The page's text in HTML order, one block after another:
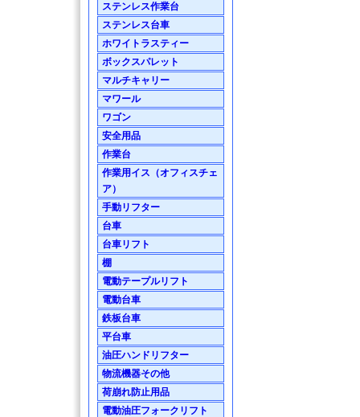
ステンレス作業台
ステンレス台車
ホワイトラスティー
ボックスパレット
マルチキャリー
マワール
ワゴン
安全用品
作業台
作業用イス（オフィスチェ
ア）
手動リフター
台車
台車リフト
棚
電動テープルリフト
電動台車
鉄板台車
平台車
油圧ハンドリフター
物流機器その他
荷崩れ防止用品
電動油圧フォークリフト